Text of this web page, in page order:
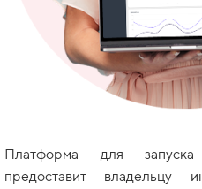
Платформа для
предоставит владельцу